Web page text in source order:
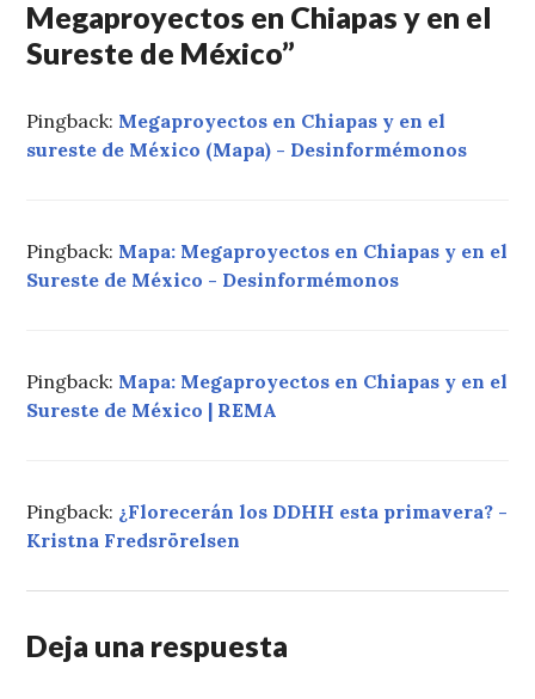
Megaproyectos en Chiapas y en el
Sureste de México”
Pingback: Megaproyectos en Chiapas y en el
sureste de México (Mapa) - Desinformémonos
Pingback: Mapa: Megaproyectos en Chiapas y en el
Sureste de México - Desinformémonos
Pingback: Mapa: Megaproyectos en Chiapas y en el
Sureste de México | REMA
Pingback: ¿Florecerán los DDHH esta primavera? -
Kristna Fredsrörelsen
Deja una respuesta